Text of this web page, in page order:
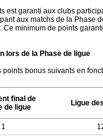
est garanti aux clubs
aux matchs de la Phase
Ce minimum de points
lors de la Phase de ligue
points bonus suivants en
final de
de ligue
Ligue
1